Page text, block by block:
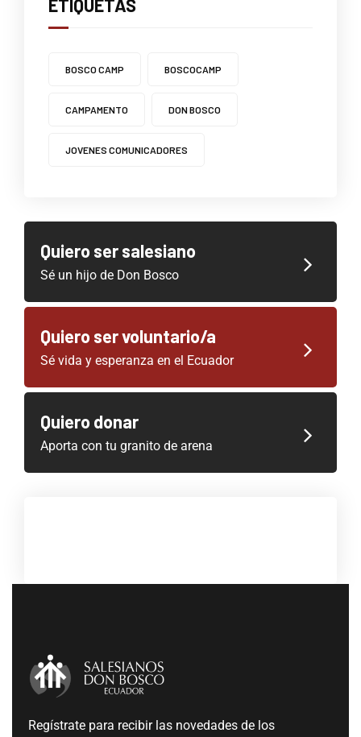
ETIQUETAS
BOSCO CAMP BOSCOCAMP
CAMPAMENTO DON BOSCO
JOVENES COMUNICADORES
Quiero ser salesiano
Sé un hijo de Don Bosco
Quiero ser voluntario/a
Sé vida y esperanza en el Ecuador
Quiero donar
Aporta con tu granito de arena
Regístrate para recibir las novedades de los